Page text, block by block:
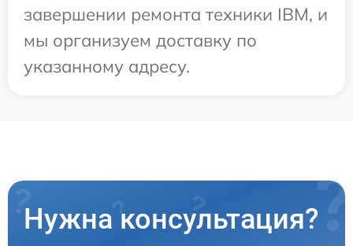
завершении ремонта техники IBM, и
мы организуем доставку по
указанному адресу.
Нужна консультация?